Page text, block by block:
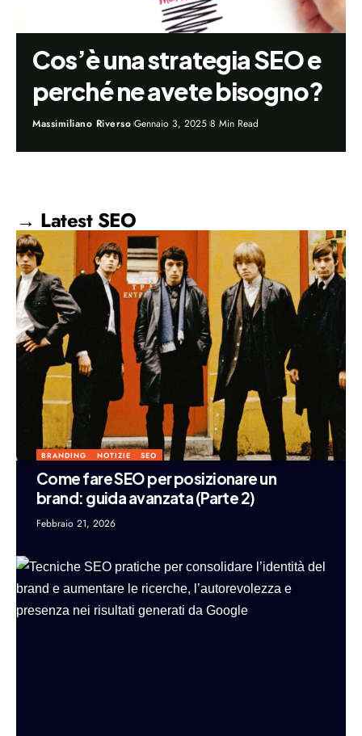
Cos’è una strategia SEO e
perché ne avete bisogno?
Massimiliano Riverso Gennaio 3, 2025 8 Min Read
→ Latest SEO
BRANDING NOTIZIE SEO
Come fare SEO per posizionare un
brand: guida avanzata (Parte 2)
Febbraio 21, 2026